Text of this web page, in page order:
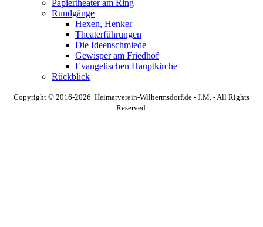
Papiertheater am Ring
Rundgänge
Hexen, Henker
Theaterführungen
Die Ideenschmiede
Gewisper am Friedhof
Evangelischen Hauptkirche
Rückblick
Copyright © 2016-2026 Heimatverein-Wilhermsdorf.de - J.M. - All Rights
Reserved.